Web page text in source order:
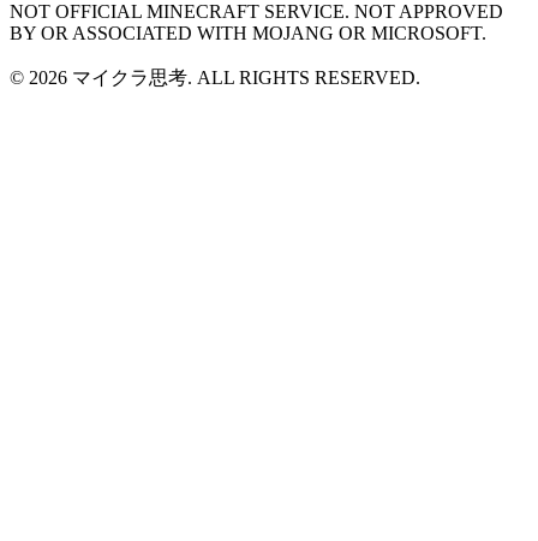
NOT OFFICIAL MINECRAFT SERVICE. NOT APPROVED
BY OR ASSOCIATED WITH MOJANG OR MICROSOFT.
© 2026 マイクラ思考. ALL RIGHTS RESERVED.